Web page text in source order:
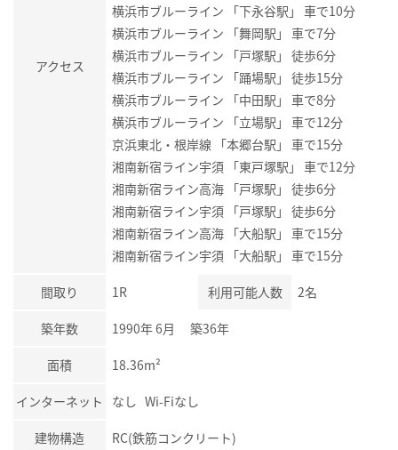
アクセス
横浜市ブルーライン 「下永谷駅」 車で10分
横浜市ブルーライン 「舞岡駅」 車で7分
横浜市ブルーライン 「戸塚駅」 徒歩6分
横浜市ブルーライン 「踊場駅」 徒歩15分
横浜市ブルーライン 「中田駅」 車で8分
横浜市ブルーライン 「立場駅」 車で12分
京浜東北・根岸線 「本郷台駅」 車で15分
湘南新宿ライン宇須 「東戸塚駅」 車で12分
湘南新宿ライン高海 「戸塚駅」 徒歩6分
湘南新宿ライン宇須 「戸塚駅」 徒歩6分
湘南新宿ライン高海 「大船駅」 車で15分
湘南新宿ライン宇須 「大船駅」 車で15分
間取り 1R 利用可能人数 2名
築年数 1990年 6月 築36年
面積 18.36m²
インターネット なし Wi-Fiなし
建物構造 RC(鉄筋コンクリート)